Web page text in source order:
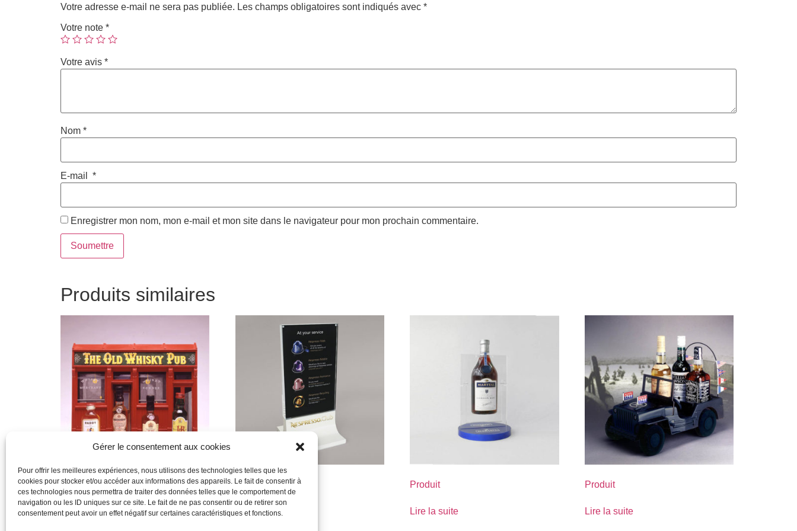
Gérer le consentement aux cookies
Pour offrir les meilleures expériences, nous utilisons des technologies telles que les
cookies pour stocker et/ou accéder aux informations des appareils. Le fait de consentir à
ces technologies nous permettra de traiter des données telles que le comportement de
navigation ou les ID uniques sur ce site. Le fait de ne pas consentir ou de retirer son
consentement peut avoir un effet négatif sur certaines caractéristiques et fonctions.
Votre adresse e-mail ne sera pas publiée. Les champs obligatoires sont indiqués avec *
Votre note *
Votre avis *
Nom *
E-mail *
Enregistrer mon nom, mon e-mail et mon site dans le navigateur pour mon prochain commentaire.
Produits similaires
Produit
Lire la suite
Produit
Lire la suite
Produit
Lire la suite
Produit
Lire la suite